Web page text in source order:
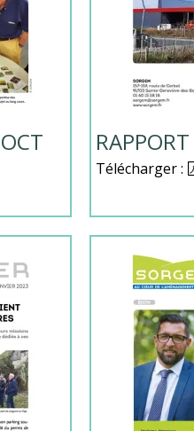
Télécharger :